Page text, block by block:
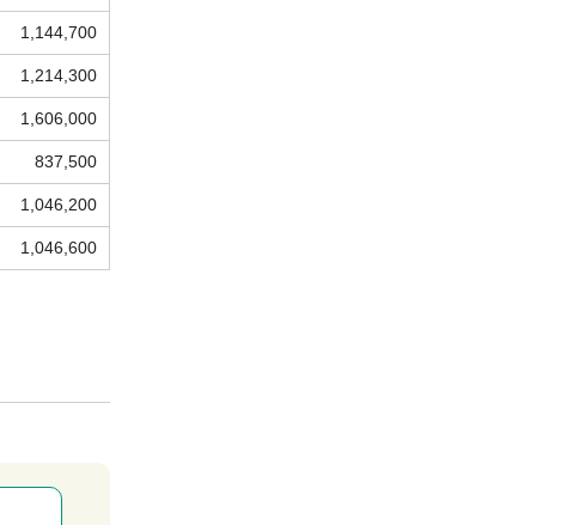
1,144,700
1,214,300
1,606,000
837,500
1,046,200
1,046,600